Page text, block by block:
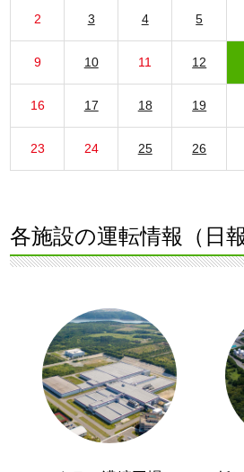
2 3 4 5
9 10 11 12
16 17 18 19
23 24 25 26
各施設の運転情報（日報